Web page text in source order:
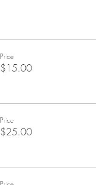
Price
$15.00
Price
$25.00